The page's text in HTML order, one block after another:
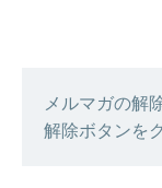
メルマガの解
解除ボタンを